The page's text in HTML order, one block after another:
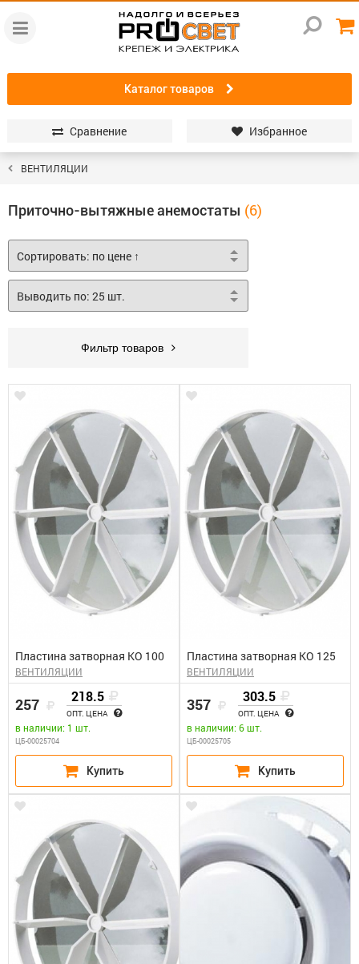
Каталог товаров
Сравнение Избранное
ВЕНТИЛЯЦИИ
Приточно-вытяжные анемостаты
Фильтр товаров
Пластина затворная КО 100
ВЕНТИЛЯЦИИ
257 218.5
ОПТ. ЦЕНА
в наличии: 1 шт.
ЦБ-00025704
Пластина затворная КО 125
ВЕНТИЛЯЦИИ
357 303.5
ОПТ. ЦЕНА
в наличии: 6 шт.
ЦБ-00025705